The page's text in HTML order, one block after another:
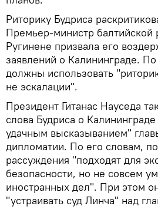
Риторику Будриса
Премьер-министр балтийской
Ругинене призвала его
заявлений о Калининграде.
должны использовать
не эскалации".
Президент Гитанас Науседа
слова Будриса о
удачным высказыванием"
дипломатии. По его словам,
рассуждения "подходят для
безопасности, но не совсем
иностранных дел". При этом
"устраивать суд Линча" над